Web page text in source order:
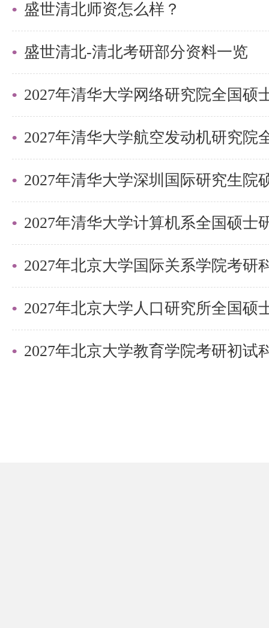
盛世清北师资怎么样？
盛世清北-清北考研部分资料一览
2027年清华大学深圳国际研究生院
2027年北京大学国际关系学院考研
2027年北京大学教育学院考研初试